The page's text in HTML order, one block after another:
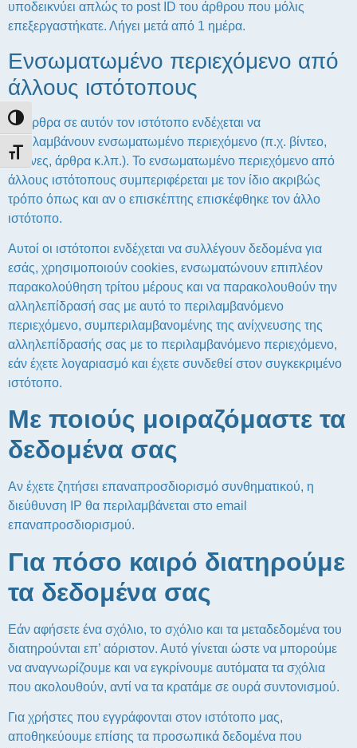
Εναλλαγή Υψηλής Αντίθεσης
Εναλλαγή Μεγέθους Γραμμάτων
υποδεικνύει απλώς το post ID του άρθρου που μόλις
επεξεργαστήκατε. Λήγει μετά από 1 ημέρα.
Ενσωματωμένο περιεχόμενο από
άλλους ιστότοπους
Τα άρθρα σε αυτόν τον ιστότοπο ενδέχεται να
περιλαμβάνουν ενσωματωμένο περιεχόμενο (π.χ. βίντεο,
εικόνες, άρθρα κ.λπ.). Το ενσωματωμένο περιεχόμενο από
άλλους ιστότοπους συμπεριφέρεται με τον ίδιο ακριβώς
τρόπο όπως και αν ο επισκέπτης επισκέφθηκε τον άλλο
ιστότοπο.
Αυτοί οι ιστότοποι ενδέχεται να συλλέγουν δεδομένα για
εσάς, χρησιμοποιούν cookies, ενσωματώνουν επιπλέον
παρακολούθηση τρίτου μέρους και να παρακολουθούν την
αλληλεπίδρασή σας με αυτό το περιλαμβανόμενο
περιεχόμενο, συμπεριλαμβανομένης της ανίχνευσης της
αλληλεπίδρασής σας με το περιλαμβανόμενο περιεχόμενο,
εάν έχετε λογαριασμό και έχετε συνδεθεί στον συγκεκριμένο
ιστότοπο.
Με ποιούς μοιραζόμαστε τα
δεδομένα σας
Αν έχετε ζητήσει επαναπροσδιορισμό συνθηματικού, η
διεύθυνση IP θα περιλαμβάνεται στο email
επαναπροσδιορισμού.
Για πόσο καιρό διατηρούμε
τα δεδομένα σας
Εάν αφήσετε ένα σχόλιο, το σχόλιο και τα μεταδεδομένα του
διατηρούνται επ’ αόριστον. Αυτό γίνεται ώστε να μπορούμε
να αναγνωρίζουμε και να εγκρίνουμε αυτόματα τα σχόλια
που ακολουθούν, αντί να τα κρατάμε σε ουρά συντονισμού.
Για χρήστες που εγγράφονται στον ιστότοπο μας,
αποθηκεύουμε επίσης τα προσωπικά δεδομένα που